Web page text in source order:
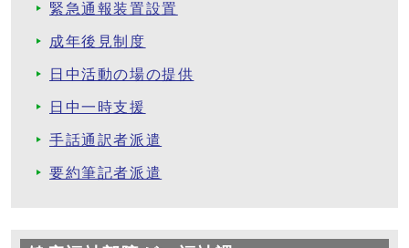
緊急通報装置設置
成年後見制度
日中活動の場の提供
日中一時支援
手話通訳者派遣
要約筆記者派遣